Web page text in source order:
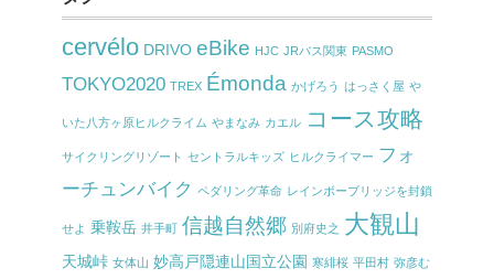
cervélo DRIVO eBike HJC JRバス関東 PASMO
TOKYO2020 TREX Émonda かげろう はっさく屋 や
いた八方ヶ原ヒルクライム やまなみ カエル コース攻略
サイクリングリゾート セントラルキッズ ヒルクライマー フォ
ーチュンバイク ペダリング革命 レインボーブリッジを封鎖
せよ 乗鞍岳 井手町 信越自然郷 別府史之 大観山
天城峠 女体山 妙高戸隠連山国立公園 寒緋桜 平田村 弥彦む